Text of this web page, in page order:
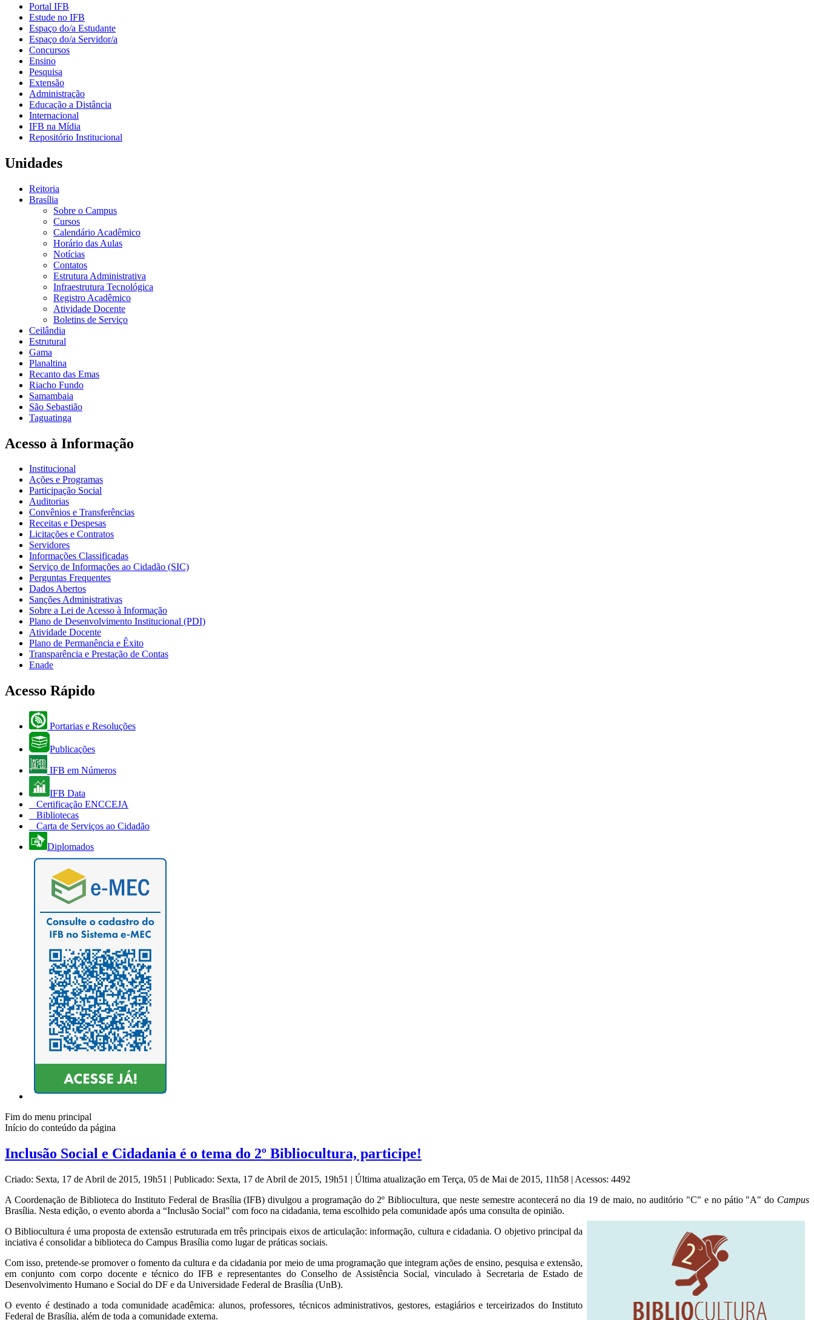
Portal IFB
Estude no IFB
Espaço do/a Estudante
Espaço do/a Servidor/a
Concursos
Ensino
Pesquisa
Extensão
Administração
Educação a Distância
Internacional
IFB na Mídia
Repositório Institucional
Unidades
Reitoria
Brasília
Sobre o Campus
Cursos
Calendário Acadêmico
Horário das Aulas
Notícias
Contatos
Estrutura Administrativa
Infraestrutura Tecnológica
Registro Acadêmico
Atividade Docente
Boletins de Serviço
Ceilândia
Estrutural
Gama
Planaltina
Recanto das Emas
Riacho Fundo
Samambaia
São Sebastião
Taguatinga
Acesso à Informação
Institucional
Ações e Programas
Participação Social
Auditorias
Convênios e Transferências
Receitas e Despesas
Licitações e Contratos
Servidores
Informações Classificadas
Serviço de Informações ao Cidadão (SIC)
Perguntas Frequentes
Dados Abertos
Sanções Administrativas
Sobre a Lei de Acesso à Informação
Plano de Desenvolvimento Institucional (PDI)
Atividade Docente
Plano de Permanência e Êxito
Transparência e Prestação de Contas
Enade
Acesso Rápido
Portarias e Resoluções
Publicações
IFB em Números
IFB Data
Certificação ENCCEJA
Bibliotecas
Carta de Serviços ao Cidadão
Diplomados
Fim do menu principal
Início do conteúdo da página
Inclusão Social e Cidadania é o tema do 2º Bibliocultura, participe!
Criado: Sexta, 17 de Abril de 2015, 19h51 | Publicado: Sexta, 17 de Abril de 2015, 19h51 | Última atualização em Terça, 05 de Mai de 2015, 11h58 | Acessos: 4492
A Coordenação de Biblioteca do Instituto Federal de Brasília (IFB) divulgou a programação do 2º Bibliocultura, que neste semestre acontecerá no dia 19 de maio, no auditório "C" e no pátio "A" do Campus
Brasília. Nesta edição, o evento aborda a “Inclusão Social” com foco na cidadania, tema escolhido pela comunidade após uma consulta de opinião.
O Bibliocultura é uma proposta de extensão estruturada em três principais eixos de articulação: informação, cultura e cidadania. O objetivo principal da
inciativa é consolidar a biblioteca do Campus Brasília como lugar de práticas sociais.
Com isso, pretende-se promover o fomento da cultura e da cidadania por meio de uma programação que integram ações de ensino, pesquisa e extensão,
em conjunto com corpo docente e técnico do IFB e representantes do Conselho de Assistência Social, vinculado à Secretaria de Estado de
Desenvolvimento Humano e Social do DF e da Universidade Federal de Brasília (UnB).
O evento é destinado a toda comunidade acadêmica: alunos, professores, técnicos administrativos, gestores, estagiários e terceirizados do Instituto
Federal de Brasília, além de toda a comunidade externa.